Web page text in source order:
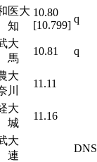
医大
知
10.80
[10.799]
q
大
馬
10.81 q
大
川
11.11
大
城
11.16
大
連
DNS